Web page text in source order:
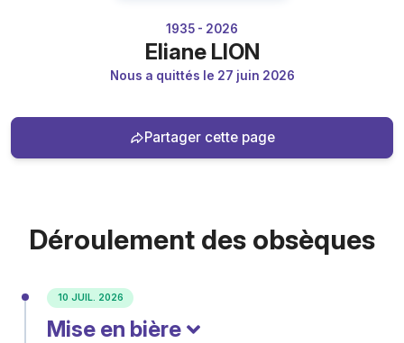
1935 - 2026
Eliane LION
Nous a quittés le 27 juin 2026
Partager cette page
Déroulement des obsèques
10 JUIL. 2026
Mise en bière